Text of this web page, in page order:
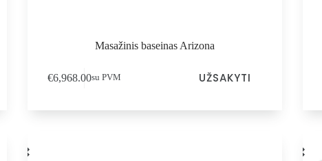
Masažinis baseinas Arizona
€6,968.00su PVM UŽSAKYTI